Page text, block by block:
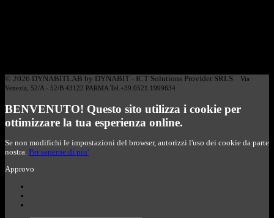
© 2026 DYNABITLAB by DYNABIT - ICT Solutions Provider SRLS
Via
Venezia, 52/A - 52/B 43122 PARMA Tel.+39.0521.1999634
BENVENUTO! Questo sito utilizza i cookie per
ottimizzare la tua esperienza online.
Se non modifichi le impostazioni del browser, autorizzi l'uso dei cookie da parte
nostra. Per saperne di piu'
Approvo